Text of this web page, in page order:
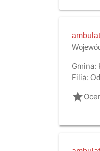
Gmina:
Filia:
grade